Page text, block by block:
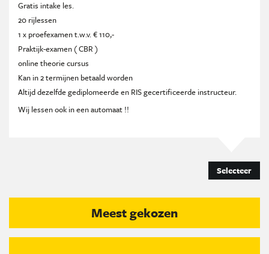
Gratis intake les.
20 rijlessen
1 x proefexamen t.w.v. € 110,-
Praktijk-examen ( CBR )
online theorie cursus
Kan in 2 termijnen betaald worden
Altijd dezelfde gediplomeerde en RIS gecertificeerde instructeur.
Wij lessen ook in een automaat !!
Selecteer
Meest gekozen